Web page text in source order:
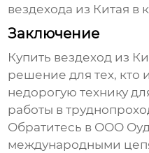
вездехода из Китая в
Заключение
Купить вездеход из
решение для тех, кто
недорогую технику
работы в
Обратитесь в ООО
международными